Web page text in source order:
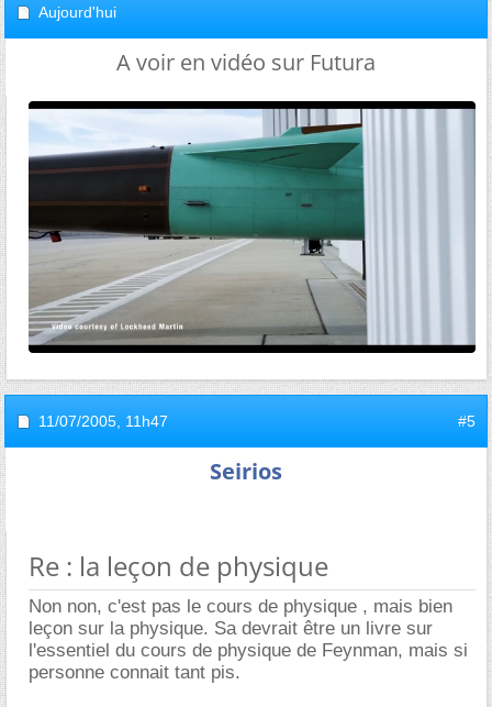
Aujourd'hui
A voir en vidéo sur Futura
11/07/2005, 11h47 #5
Seirios
Re : la leçon de physique
Non non, c'est pas le cours de physique , mais bien
leçon sur la physique. Sa devrait être un livre sur
l'essentiel du cours de physique de Feynman, mais si
personne connait tant pis.